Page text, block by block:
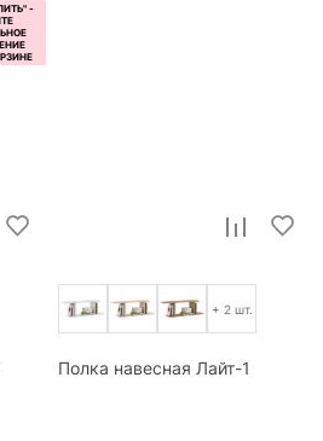
+ 2 шт.
Полка навесная Лайт-1